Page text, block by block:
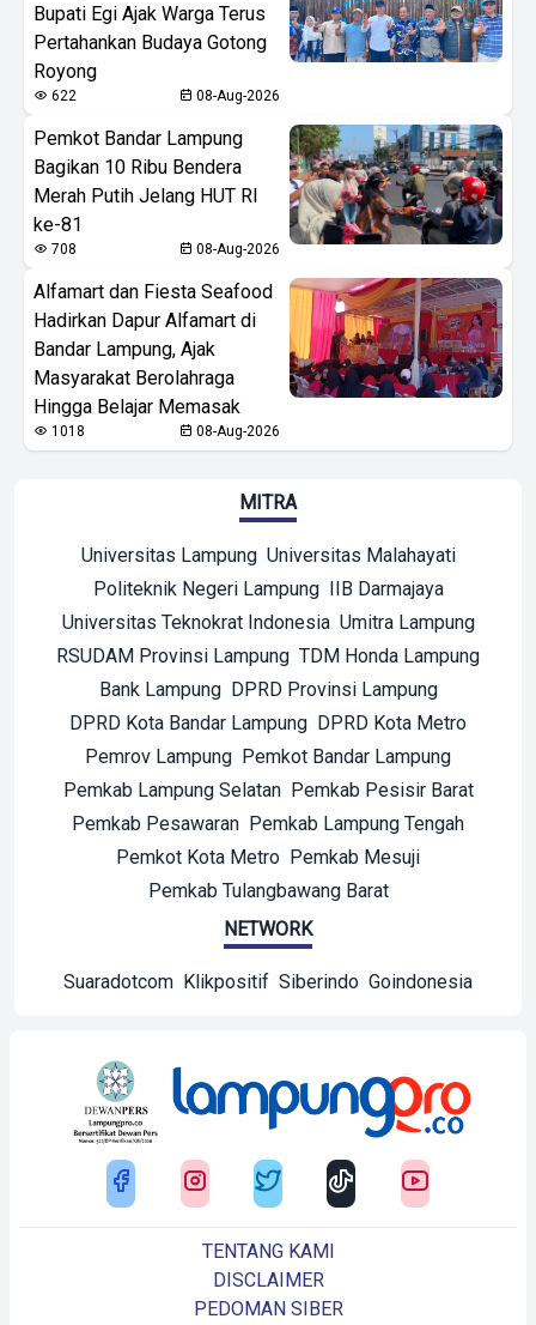
Bupati Egi Ajak Warga Terus
Pertahankan Budaya Gotong
Royong
622 08-Aug-2026
Pemkot Bandar Lampung
Bagikan 10 Ribu Bendera
Merah Putih Jelang HUT RI
ke-81
708 08-Aug-2026
Alfamart dan Fiesta Seafood
Hadirkan Dapur Alfamart di
Bandar Lampung, Ajak
Masyarakat Berolahraga
Hingga Belajar Memasak
1018 08-Aug-2026
MITRA
Universitas Lampung Universitas Malahayati
Politeknik Negeri Lampung IIB Darmajaya
Universitas Teknokrat Indonesia Umitra Lampung
RSUDAM Provinsi Lampung TDM Honda Lampung
Bank Lampung DPRD Provinsi Lampung
DPRD Kota Bandar Lampung DPRD Kota Metro
Pemrov Lampung Pemkot Bandar Lampung
Pemkab Lampung Selatan Pemkab Pesisir Barat
Pemkab Pesawaran Pemkab Lampung Tengah
Pemkot Kota Metro Pemkab Mesuji
Pemkab Tulangbawang Barat
NETWORK
Suaradotcom Klikpositif Siberindo Goindonesia
TENTANG KAMI
DISCLAIMER
PEDOMAN SIBER